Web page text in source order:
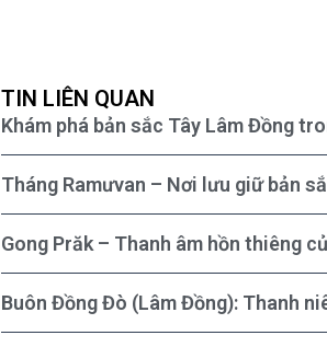
TIN LIÊN QUAN
Khám phá bản sắc Tây Lâm Đồng
Tháng Ramưvan – Nơi lưu giữ bản
Gong Prăk – Thanh âm hồn thiêng
Buôn Đồng Đò (Lâm Đồng): Thanh